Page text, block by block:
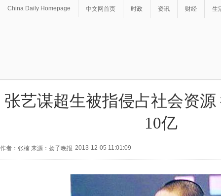
China Daily Homepage 中文网首页 时政 资讯 财经 生
张艺谋超生被指侵占社会资
10亿
作者：张楠 来源：扬子晚报 2013-12-05 11:01:09